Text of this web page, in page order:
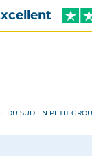
DU SUD EN PETIT